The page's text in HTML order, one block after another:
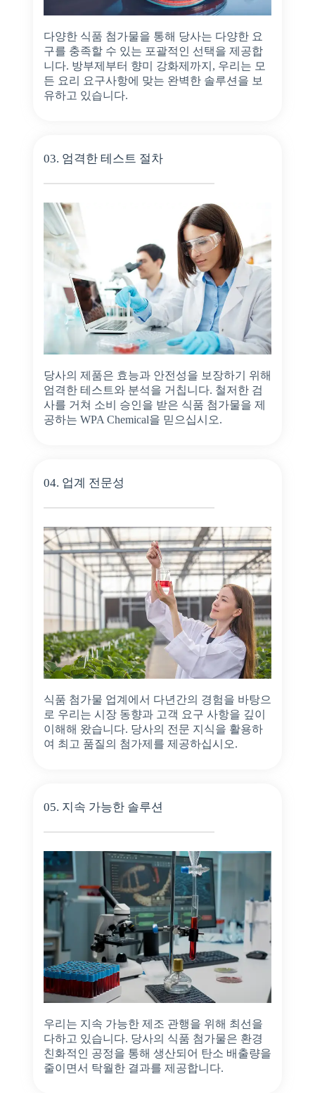
다양한 식품 첨가물을 통해 당사는 다양한 요
구를 충족할 수 있는 포괄적인 선택을 제공합
니다. 방부제부터 향미 강화제까지, 우리는 모
든 요리 요구사항에 맞는 완벽한 솔루션을 보
유하고 있습니다.
03. 엄격한 테스트 절차
당사의 제품은 효능과 안전성을 보장하기 위해
엄격한 테스트와 분석을 거칩니다. 철저한 검
사를 거쳐 소비 승인을 받은 식품 첨가물을 제
공하는 WPA Chemical을 믿으십시오.
04. 업계 전문성
식품 첨가물 업계에서 다년간의 경험을 바탕으
로 우리는 시장 동향과 고객 요구 사항을 깊이
이해해 왔습니다. 당사의 전문 지식을 활용하
여 최고 품질의 첨가제를 제공하십시오.
05. 지속 가능한 솔루션
우리는 지속 가능한 제조 관행을 위해 최선을
다하고 있습니다. 당사의 식품 첨가물은 환경
친화적인 공정을 통해 생산되어 탄소 배출량을
줄이면서 탁월한 결과를 제공합니다.